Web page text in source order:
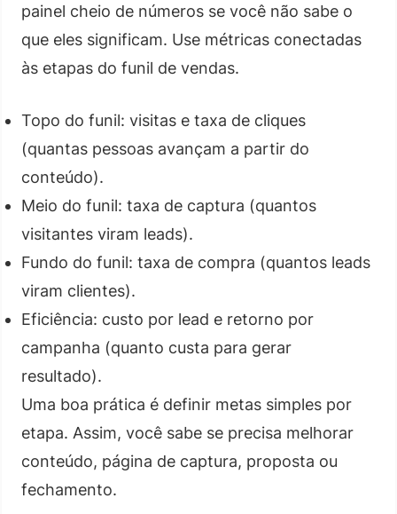
painel cheio de números se você não sabe o
que eles significam. Use métricas conectadas
às etapas do funil de vendas.
Topo do funil: visitas e taxa de cliques
(quantas pessoas avançam a partir do
conteúdo).
Meio do funil: taxa de captura (quantos
visitantes viram leads).
Fundo do funil: taxa de compra (quantos leads
viram clientes).
Eficiência: custo por lead e retorno por
campanha (quanto custa para gerar
resultado).
Uma boa prática é definir metas simples por
etapa. Assim, você sabe se precisa melhorar
conteúdo, página de captura, proposta ou
fechamento.